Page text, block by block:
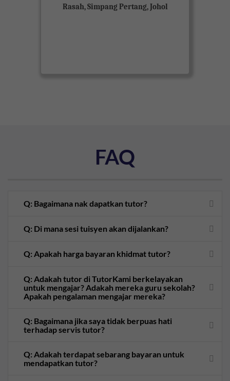
Rasah, Simpang Pertang, Johol
FAQ
Q: Bagaimana nak dapatkan tutor?
Q: Di mana sesi tuisyen akan dijalankan?
Q: Apakah harga bayaran khidmat tutor?
Q: Adakah tutor di TutorKami berkelayakan
untuk mengajar? Adakah mereka guru sekolah?
Apakah pengalaman mengajar mereka?
Q: Bagaimana jika saya tidak berpuas hati
terhadap servis tutor?
Q: Adakah terdapat sebarang bayaran untuk
mendapatkan tutor?